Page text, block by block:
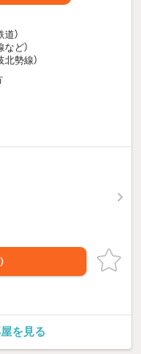
）
など）
北勢線）
を見る